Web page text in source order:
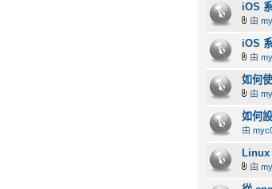
iOS
由
iOS
由
如何
由
如何
由
Linux
由